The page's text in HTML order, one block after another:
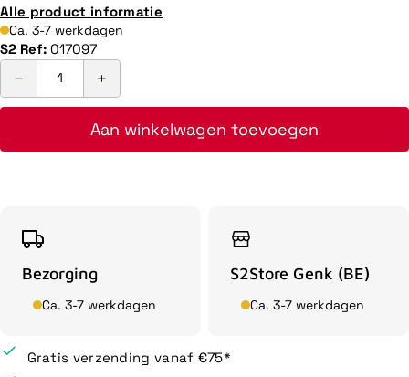
Alle product informatie
Ca. 3-7 werkdagen
S2 Ref: 017097
Aan winkelwagen toevoegen
Bezorging
Ca. 3-7 werkdagen
S2Store Genk (BE)
Ca. 3-7 werkdagen
Gratis verzending vanaf €75*